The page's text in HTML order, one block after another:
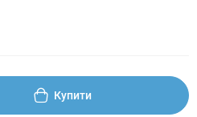
Купити